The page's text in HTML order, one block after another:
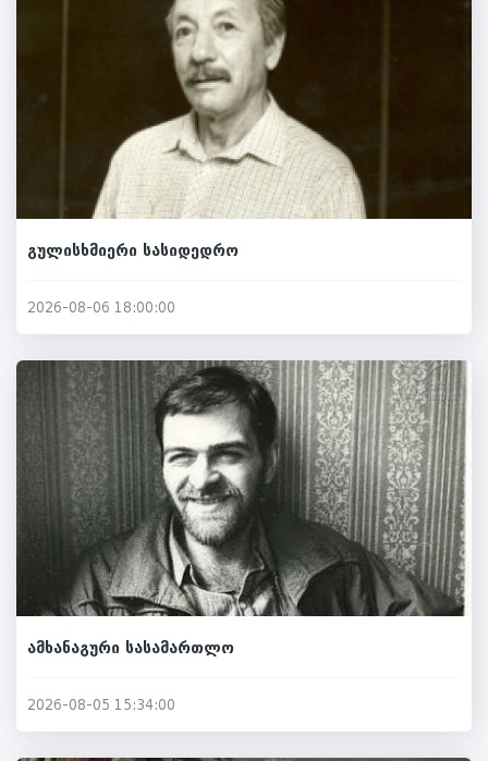
გულისხმიერი სასიდედრო
2026-08-06 18:00:00
ამხანაგური სასამართლო
2026-08-05 15:34:00